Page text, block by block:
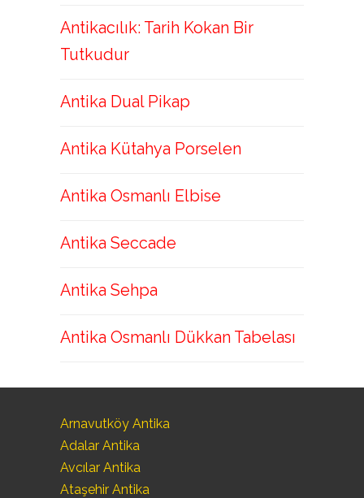
Antikacılık: Tarih Kokan Bir
Tutkudur
Antika Dual Pikap
Antika Kütahya Porselen
Antika Osmanlı Elbise
Antika Seccade
Antika Sehpa
Antika Osmanlı Dükkan Tabelası
Arnavutköy Antika
Adalar Antika
Avcılar Antika
Ataşehir Antika